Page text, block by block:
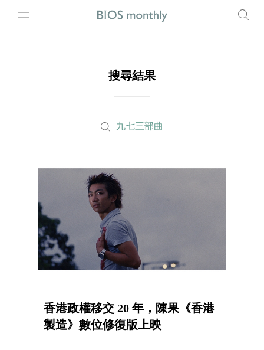
搜尋結果
九七三部曲
香港政權移交 20 年，陳果《香港
製造》數位修復版上映